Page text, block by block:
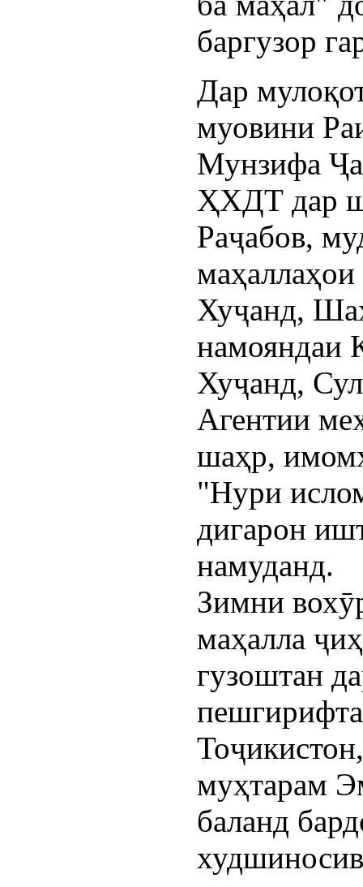
баргузор
Дар
муовини
Мунзифа
ҲХДТ дар
Раҷабов,
Хуҷанд,
Хуҷанд,
Агентии
шаҳр,
"Нури
дигарон
намуданд.
Зимни
маҳалла
гузоштан
муҳтарам
баланд